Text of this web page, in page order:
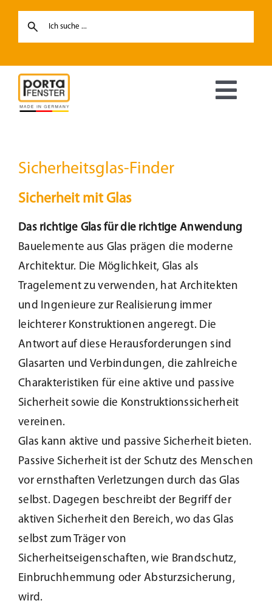
Skip
Haustüren
Shop
Konfigurator
Unternehmen
Karriere
Nachhaltigkeit
Kundenservice
Sicherheitsglas-Finder
Sicherheit mit Glas
Das richtige Glas für die richtige Anwendung
Bauelemente aus Glas prägen die moderne
Architektur. Die Möglichkeit, Glas als
Tragelement zu verwenden, hat Architekten
und Ingenieure zur Realisierung immer
leichterer Konstruktionen angeregt. Die
Antwort auf diese Herausforderungen sind
Glasarten und Verbindungen, die zahlreiche
Charakteristiken für eine aktive und passive
Sicherheit sowie die Konstruktionssicherheit
vereinen.
Glas kann aktive und passive Sicherheit bieten.
Passive Sicherheit ist der Schutz des Menschen
vor ernsthaften Verletzungen durch das Glas
selbst. Dagegen beschreibt der Begriff der
aktiven Sicherheit den Bereich, wo das Glas
selbst zum Träger von
Sicherheitseigenschaften, wie Brandschutz,
Einbruchhemmung oder Absturzsicherung,
wird.